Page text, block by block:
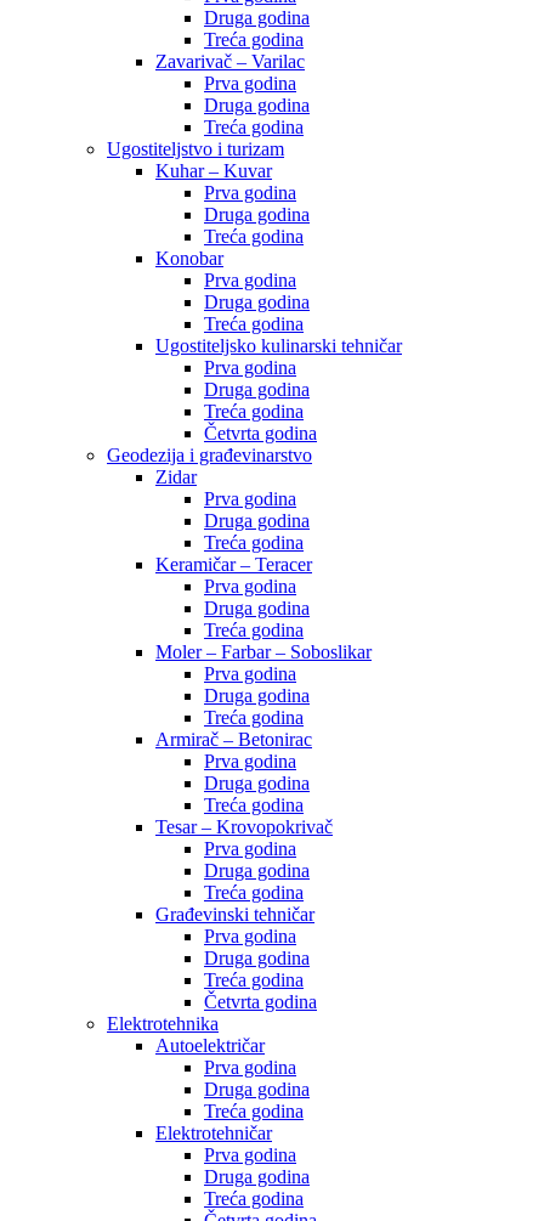
Druga godina
Treća godina
Zavarivač – Varilac
Prva godina
Druga godina
Treća godina
Ugostiteljstvo i turizam
Kuhar – Kuvar
Prva godina
Druga godina
Treća godina
Konobar
Prva godina
Druga godina
Treća godina
Ugostiteljsko kulinarski tehničar
Prva godina
Druga godina
Treća godina
Četvrta godina
Geodezija i građevinarstvo
Zidar
Prva godina
Druga godina
Treća godina
Keramičar – Teracer
Prva godina
Druga godina
Treća godina
Moler – Farbar – Soboslikar
Prva godina
Druga godina
Treća godina
Armirač – Betonirac
Prva godina
Druga godina
Treća godina
Tesar – Krovopokrivač
Prva godina
Druga godina
Treća godina
Građevinski tehničar
Prva godina
Druga godina
Treća godina
Četvrta godina
Elektrotehnika
Autoelektričar
Prva godina
Druga godina
Treća godina
Elektrotehničar
Prva godina
Druga godina
Treća godina